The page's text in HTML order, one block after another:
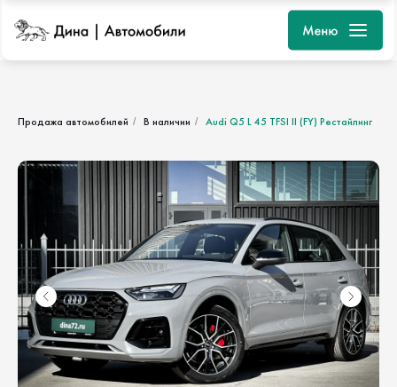
Продажа автомобилей / В наличии / Audi Q5 L 45 TFSI II (FY) Рестайлинг